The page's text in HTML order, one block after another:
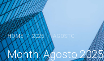
HOME 2025 AGOSTO
Month: Agosto 2025